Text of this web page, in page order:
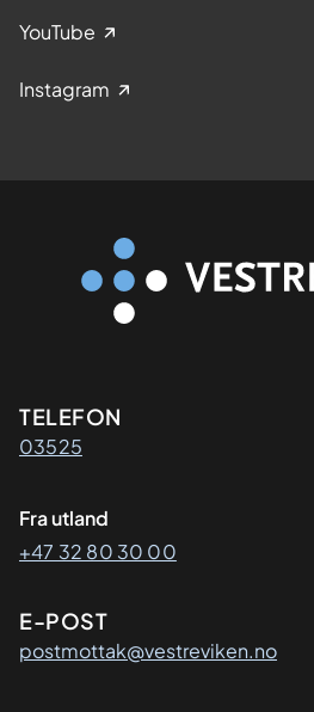
YouTube
Instagram
Kontaktinformasjon
TELEFON
03525
Fra utland
+47 32 80 30 00
E-POST
postmottak@vestreviken.no